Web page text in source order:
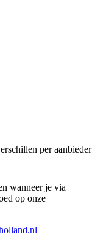
per aanbieder
wanneer je via
op onze